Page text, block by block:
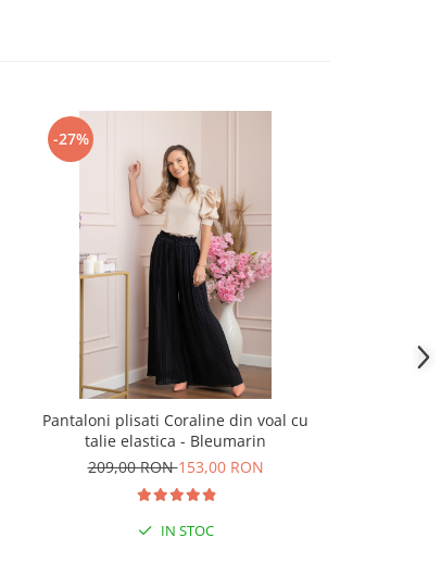
-27%
Pantaloni plisati Coraline din voal cu
talie elastica - Bleumarin
209,00 RON153,00 RON
IN STOC